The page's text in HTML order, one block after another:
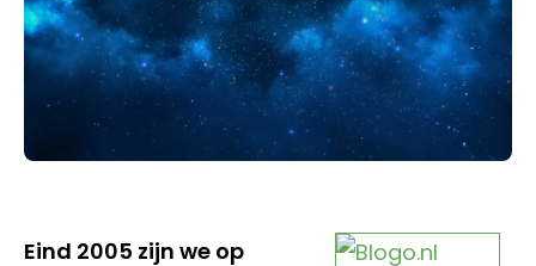
Eind 2005 zijn we op